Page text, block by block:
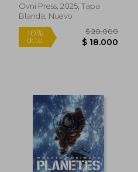
Ovni Press, 2025, Tapa
Blanda, Nuevo
10%
dcto.
$ 20.000
$ 18.000